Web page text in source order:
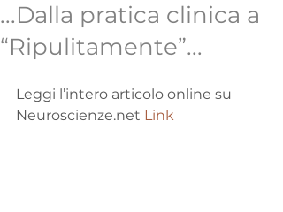
...Dalla pratica clinica a
“Ripulitamente”...
Leggi l’intero articolo online su
Neuroscienze.net Link